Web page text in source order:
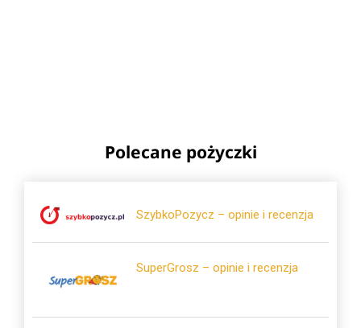
Polecane pożyczki
SzybkoPozycz – opinie i recenzja
SuperGrosz – opinie i recenzja